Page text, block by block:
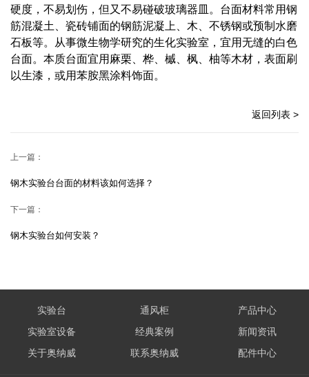
硬度，不易划伤，但又不易碰破玻璃器皿。台面材料常用钢
筋混凝土、瓷砖铺面的钢筋泥凝上、木、不锈钢或预制水磨
石板等。从事微生物学研究的生化实验室，宜用无缝的白色
台面。本质台面宜用麻栗、桦、槭、枫、柚等木材，表面刷
以生漆，或用苯胺黑涂料饰面。
返回列表 >
上一篇：
钢木实验台台面的材料该如何选择？
下一篇：
钢木实验台如何安装？
实验台 通风柜
产品中心
实验室设备
经典案例
新闻资讯
关于奥纳威
联系奥纳威 配件中心